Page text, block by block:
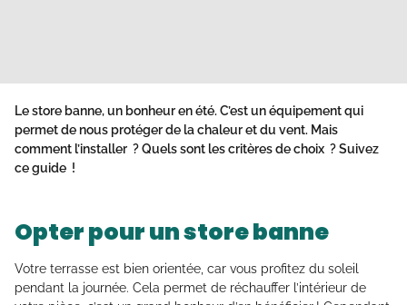
Le store banne, un bonheur en été. C’est un équipement qui
permet de nous protéger de la chaleur et du vent. Mais
comment l’installer ? Quels sont les critères de choix ? Suivez
ce guide !
Opter pour un store banne
Votre terrasse est bien orientée, car vous profitez du soleil
pendant la journée. Cela permet de réchauffer l’intérieur de